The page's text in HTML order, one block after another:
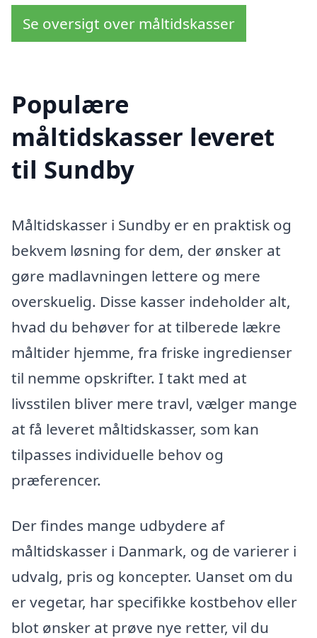
Se oversigt over måltidskasser
Populære
måltidskasser leveret
til Sundby
Måltidskasser i Sundby er en praktisk og
bekvem løsning for dem, der ønsker at
gøre madlavningen lettere og mere
overskuelig. Disse kasser indeholder alt,
hvad du behøver for at tilberede lækre
måltider hjemme, fra friske ingredienser
til nemme opskrifter. I takt med at
livsstilen bliver mere travl, vælger mange
at få leveret måltidskasser, som kan
tilpasses individuelle behov og
præferencer.
Der findes mange udbydere af
måltidskasser i Danmark, og de varierer i
udvalg, pris og koncepter. Uanset om du
er vegetar, har specifikke kostbehov eller
blot ønsker at prøve nye retter, vil du